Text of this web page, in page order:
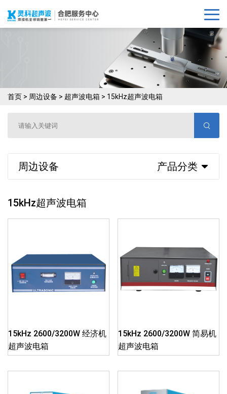
首页 > 周边设备 > 超声波电箱 > 15kHz超声波电箱
周边设备 产品分类
15kHz超声波电箱
15kHz 2600/3200W 经济机
超声波电箱
15kHz 2600/3200W 简易机
超声波电箱